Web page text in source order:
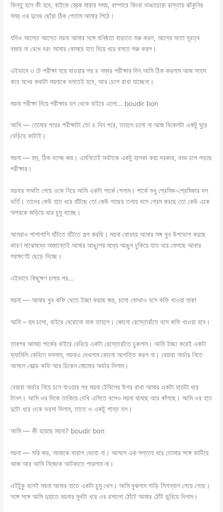
কিন্তু হলে কী হবে, বাইকে ব্রেক মারার সময়, বাম্পারে কিংবা ভাঙাচোরা রাস্তায় ঝাঁকুনির
সময় ওর দুধের ছোঁয়া ঠিক পেতাম আমার পিঠে।
যদিও আস্তে আস্তে ময়না আমার সঙ্গে ঘনিষ্ঠতা বাড়াতে শুরু করল, আগের মতো দূরত্ব
বজায় না রেখে বরং আমার কোমরে হাত দিয়ে ধরে বসতে শুরু করল।
এইভাবে ৩ টে পরীক্ষা হয়ে যাওয়ার পর ৪ নম্বর‌ পরীক্ষার দিন আমি ঠিক করলাম আজ সাহস
করে মনের কথাটা ময়নাকে বলতেই হবে, আর চেপে রাখা যাচ্ছেনা।
ময়না পরীক্ষা দিয়ে পরীক্ষার হল থেকে বাইরে এলো… boudir bon
আমি — তোমার পরের পরীক্ষাটা তো ৪ দিন পরে, তাহলে চলো না আজ বিকেলটা একটু ঘুরে
বেড়িয়ে কাটাই।
ময়না — হুম, ঠিক বলেছ জয়। এমনিতেই মনটাকে একটু হালকা করা দরকার, বড্ড চাপ পড়ছে
পরীক্ষার।
ময়নার সম্মতি পেয়ে ওকে নিয়ে আমি একটা পার্কে গেলাম। পার্কে শুধু প্রেমিক-প্রেমিকার দল
ভর্তি। তাদের কেউ হাত ধরে হাঁটছে তো কেউ গাছের তলায় বসে প্রেম করছে তো কেউ একে
অপরকে জড়িয়ে ধরে চুমু খাচ্ছে।
আমরাও পাশাপাশি হাঁটতে হাঁটতে গল্প করছি। ময়না বোধহয় আমার সঙ্গ খুব উপভোগ করছে
কারণ মাঝেমধ্যে অজান্তেই আমার আঙুলের মধ্যে আঙুল ঢুকিয়ে হাত ধরে ফেলছে আবার
পরক্ষণেই ছেড়ে দিচ্ছে।
এইভাবে কিছুক্ষণ চলার পর…
ময়না — আমার খুব কফি খেতে ইচ্ছা করছে জয়, চলো কোথাও বসে কফি খাওয়া যাক!
আমি – হুম চলো, বাইরে বেরোনো যাক তাহলে। কোনো রেস্তোরাঁতে বসে কফি খাওয়া হবে।
তারপর আমরা পার্কের বাইরে বেরিয়ে একটা রেস্তোরাঁতে ঢুকলাম। আমি ইচ্ছা করেই একটা
ফ্যামিলি কেবিনে বসলাম, ময়না‌ও দেখলাম কোনো আপত্তি করল না। বেয়ারা অর্ডার নিতে
আসলে কোল্ড কফি আর চিকেন মোমোর অর্ডার দিলাম।
বেয়ারা অর্ডার নিয়ে চলে যাওয়ার পর ময়না টেবিলের উপর রাখা আমার একটা হাতটা ধরে
টানল। আমি ওর দিকে তাকিয়ে দেখি এসিতে বসেও ময়না ঘামছে আর কাঁপছে। আমি ওর হাত
দুটো ধরে ওকে ভরসা দিলাম, তাতে ও একটু শান্ত হল।
আমি — কী হয়েছে ময়না? boudir bon
ময়না — সরি জয়, আমাকে খারাপ ভেবো না। আসলে এক সপ্তাহ ধরে তোমার সঙ্গে কাটিয়ে
আজ আর আমি‌ নিজেকে আটকাতে পারলাম না।
এইটুকু বলেই ময়না আমার হাতে একটা চুমু খেল। আমি বুঝলাম গাড়ি সিগন্যাল পেয়ে গেছে।
সঙ্গে সঙ্গে আমি দুহাতে ময়নার মুখটা ধরে ওর রসালো ঠোঁটে আমার ঠোঁট ডুবিয়ে দিলাম।